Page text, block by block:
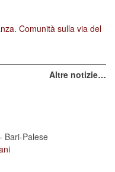
Comunità sulla via del
Altre notizie…
Bari-Palese